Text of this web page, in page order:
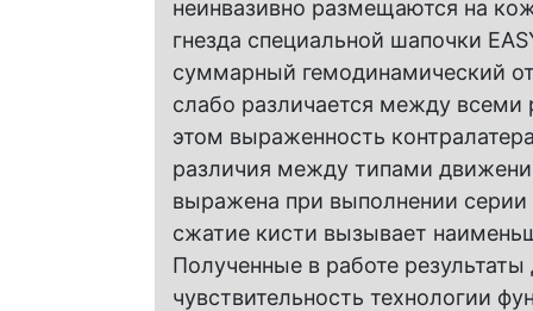
неинвазивно размещаются на
гнезда специальной шапочки
суммарный гемодинамический
слабо различается между
этом выраженность
различия между типами
выражена при выполнении
сжатие кисти вызывает
Полученные в работе
чувствительность технологии